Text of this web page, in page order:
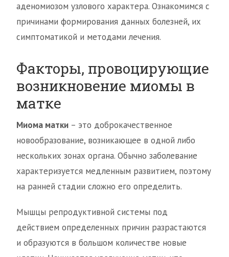
аденомиозом узлового характера. Ознакомимся с
причинами формирования данных болезней, их
симптоматикой и методами лечения.
Факторы, провоцирующие
возникновение миомы в
матке
Миома матки – это доброкачественное
новообразование, возникающее в одной либо
нескольких зонах органа. Обычно заболевание
характеризуется медленным развитием, поэтому
на ранней стадии сложно его определить.
Мышцы репродуктивной системы под
действием определенных причин разрастаются
и образуются в большом количестве новые